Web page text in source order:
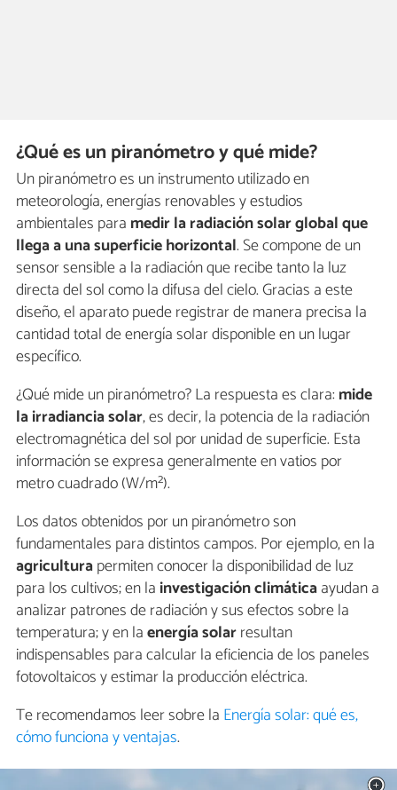
¿Qué es un piranómetro y qué mide?
Un piranómetro es un instrumento utilizado en
meteorología, energías renovables y estudios
ambientales para medir la radiación solar global que
llega a una superficie horizontal. Se compone de un
sensor sensible a la radiación que recibe tanto la luz
directa del sol como la difusa del cielo. Gracias a este
diseño, el aparato puede registrar de manera precisa la
cantidad total de energía solar disponible en un lugar
específico.
¿Qué mide un piranómetro? La respuesta es clara:mide
la irradiancia solar, es decir, la potencia de la radiación
electromagnética del sol por unidad de superficie. Esta
información se expresa generalmente en vatios por
metro cuadrado (W/m²).
Los datos obtenidos por un piranómetro son
fundamentales para distintos campos. Por ejemplo, en la
agriculturapermiten conocer la disponibilidad de luz
para los cultivos; en la investigación climáticaayudan a
analizar patrones de radiación y sus efectos sobre la
temperatura; y en laenergía solarresultan
indispensables para calcular la eficiencia de los paneles
fotovoltaicos y estimar la producción eléctrica.
Te recomendamos leer sobre la Energía solar: qué es,
cómo funciona y ventajas.